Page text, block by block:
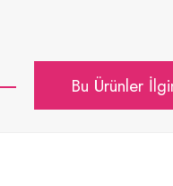
Bu Ürünler